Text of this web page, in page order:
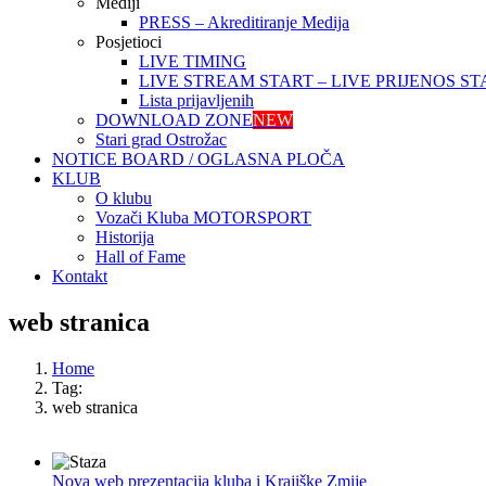
PRESS – Akreditiranje Medija
Posjetioci
LIVE TIMING
LIVE STREAM START – LIVE PRIJENOS
Lista prijavljenih
DOWNLOAD ZONENEW
Stari grad Ostrožac
NOTICE BOARD / OGLASNA PLOČA
KLUB
O klubu
Vozači Kluba MOTORSPORT
Historija
Hall of Fame
Kontakt
web stranica
Home
Tag:
web stranica
Nova web prezentacija kluba i Krajiške Zmije